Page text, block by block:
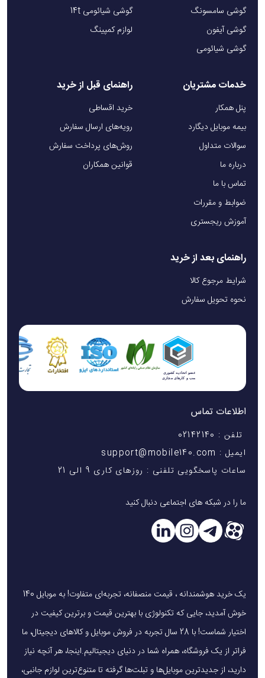
گوشی سامسونگ
گوشی آیفون
گوشی شیائومی
گوشی شیائومی 14t
لوازم کمپینگ
خدمات مشتریان
پنل همکار
بیمه موبایل دیگارد
سوالات متداول
درباره ما
تماس با ما
ضوابط و مقررات
آموزش ریجستری
راهنمای قبل از خرید
خرید اقساطی
رویه‌های ارسال سفارش
روش‌های پرداخت سفارش
قوانین همکاران
راهنمای بعد از خرید
شرایط مرجوع کالا
نحوه تحویل سفارش
اطلاعات تماس
تلفن : 02142140
ایمیل : support@mobile140.com
ساعات پاسخگویی تلفنی : روزهای کاری 9 الی 21
ما را در شبکه های اجتماعی دنبال کنید
یک خرید هوشمندانه ، قیمت منصفانه، تجربه‌ای متفاوت! به موبایل 140
خوش آمدید، جایی که تکنولوژی با بهترین قیمت و برترین کیفیت در
اختیار شماست! با 28 سال تجربه در فروش موبایل و کالاهای دیجیتال، ما
فراتر از یک فروشگاه، همراه شما در دنیای دیجیتالیم.اینجا، هر آنچه نیاز
دارید، از جدیدترین موبایل‌ها و تبلت‌ها گرفته تا متنوع‌ترین لوازم جانبی،